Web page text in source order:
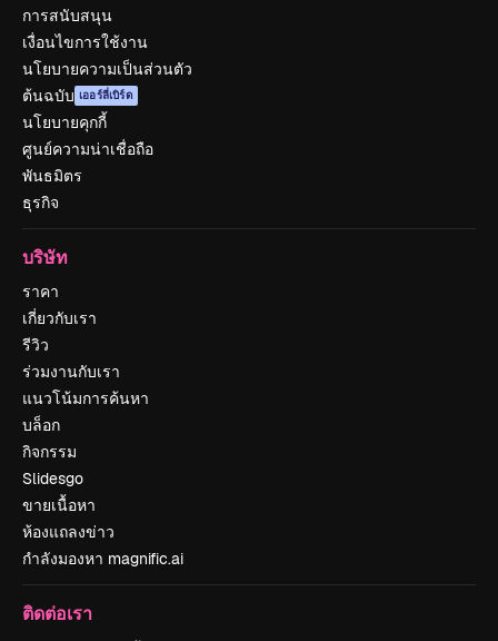
การสนับสนุน
เงื่อนไขการใช้งาน
นโยบายความเป็นส่วนตัว
ต้นฉบับ เออร์ลี่เบิร์ด
นโยบายคุกกี้
ศูนย์ความน่าเชื่อถือ
พันธมิตร
ธุรกิจ
บริษัท
ราคา
เกี่ยวกับเรา
รีวิว
ร่วมงานกับเรา
แนวโน้มการค้นหา
บล็อก
กิจกรรม
Slidesgo
ขายเนื้อหา
ห้องแถลงข่าว
กำลังมองหา magnific.ai
ติดต่อเรา